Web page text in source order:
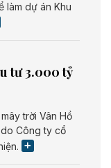
làm dự án Khu
tư 3.000 tỷ
trời Vân Hồ
Công ty cổ